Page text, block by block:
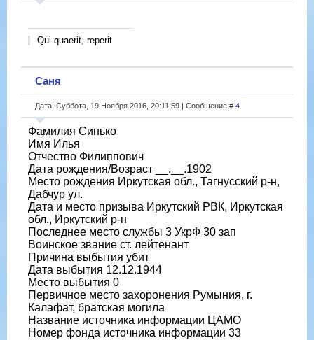
Qui quaerit, reperit
Саня
Дата: Суббота, 19 Ноября 2016, 20:11:59 | Сообщение # 4
Фамилия Синько
Имя Илья
Отчество Филиппович
Дата рождения/Возраст __.__.1902
Место рождения Иркутская обл., Тагнусский р-н,
Дабчур ул.
Дата и место призыва Иркутский РВК, Иркутская
обл., Иркутский р-н
Последнее место службы 3 УкрФ 30 зап
Воинское звание ст. лейтенант
Причина выбытия убит
Дата выбытия 12.12.1944
Место выбытия 0
Первичное место захоронения Румыния, г.
Калафат, братская могила
Название источника информации ЦАМО
Номер фонда источника информации 33